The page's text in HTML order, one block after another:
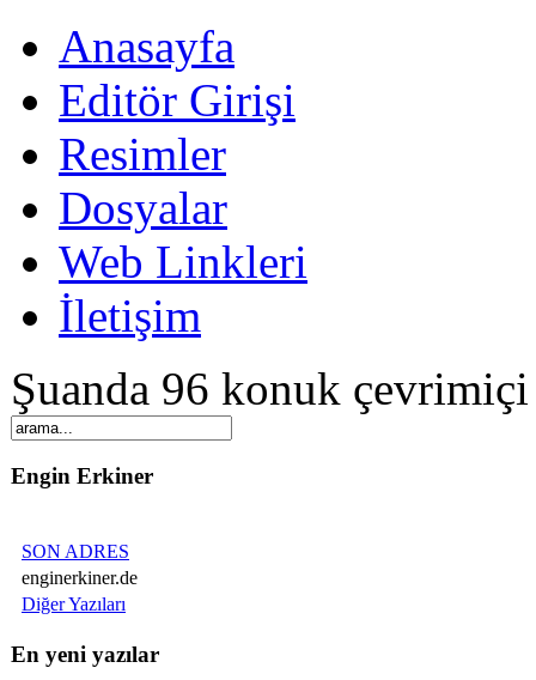
Anasayfa
Editör Girişi
Resimler
Dosyalar
Web Linkleri
İletişim
Şuanda 96 konuk çevrimiçi
Engin Erkiner
SON ADRES
enginerkiner.de
Diğer Yazıları
En yeni yazılar